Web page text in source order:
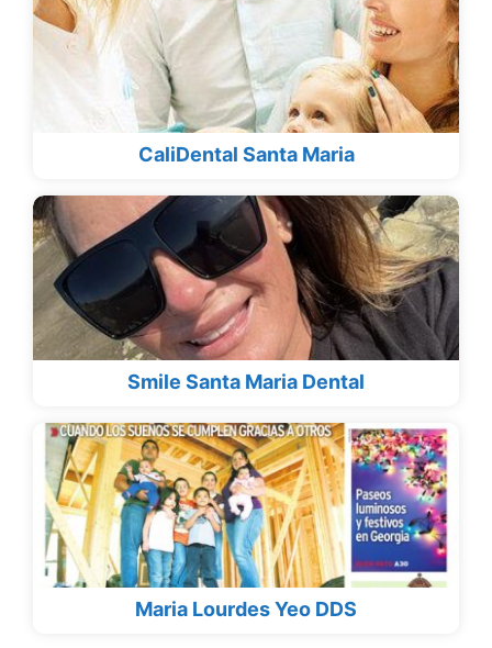
CaliDental Santa Maria
Smile Santa Maria Dental
Maria Lourdes Yeo DDS